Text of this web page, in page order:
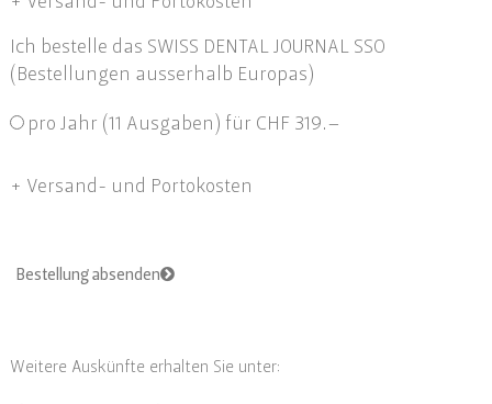
Ich bestelle das SWISS DENTAL JOURNAL SSO
(Bestellungen ausserhalb Europas)
pro Jahr (11 Ausgaben) für CHF 319.–
+ Versand- und Portokosten
Bestellung absenden
Weitere Auskünfte erhalten Sie unter: